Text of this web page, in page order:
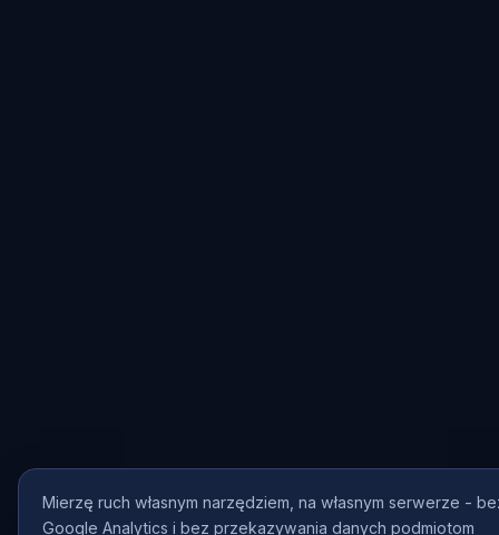
Mierzę ruch własnym narzędziem, na własnym serwerze -
Google Analytics i bez przekazywania danych podmiotom